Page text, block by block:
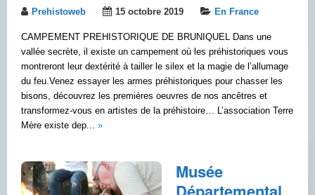
Prehistoweb 15 octobre 2019 En France
CAMPEMENT PREHISTORIQUE DE BRUNIQUEL Dans une
vallée secrète, il existe un campement où les préhistoriques vous
montreront leur dextérité à tailler le silex et la magie de l’allumage
du feu.Venez essayer les armes préhistoriques pour chasser les
bisons, découvrez les premières oeuvres de nos ancêtres et
transformez-vous en artistes de la préhistoire… L’association Terre
Mère existe dep... »
Musée